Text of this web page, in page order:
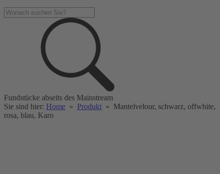
Fundstücke abseits des Mainstream
Sie sind hier: Home » Produkt » Mantelvelour, schwarz, offwhite,
rosa, blau, Karo